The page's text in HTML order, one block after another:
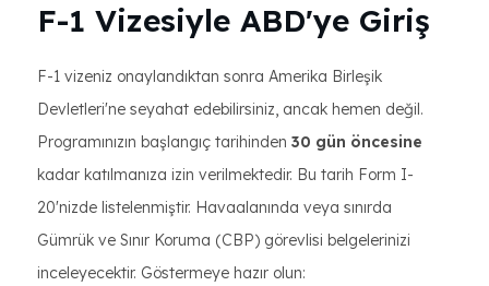
F-1 Vizesiyle ABD'ye Giriş
F-1 vizeniz onaylandıktan sonra Amerika Birleşik
Devletleri'ne seyahat edebilirsiniz, ancak hemen değil.
Programınızın başlangıç tarihinden 30 gün öncesine
kadar katılmanıza izin verilmektedir. Bu tarih Form I-
20'nizde listelenmiştir. Havaalanında veya sınırda
Gümrük ve Sınır Koruma (CBP) görevlisi belgelerinizi
inceleyecektir. Göstermeye hazır olun: